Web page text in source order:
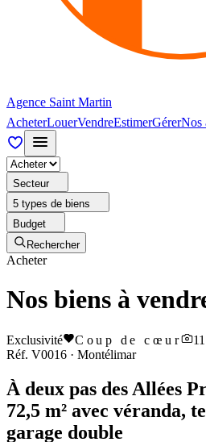
Agence Saint Martin
AcheterLouerVendreEstimerGérerNos
Secteur
5 types de biens
Budget
Rechercher
Acheter
Nos biens à
Exclusivité Coup de cœur 11
Réf. V0016 · Montélimar
À deux pas des Allées
72,5 m² avec véranda,
garage double